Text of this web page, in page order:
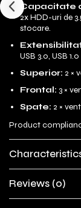
Capacitate
2x HDD-uri de
stocare.
USB 3.0, USB
Superior: 2 ×
Frontal: 3 ×
Spate: 2 ×
Product
Reviews (0)